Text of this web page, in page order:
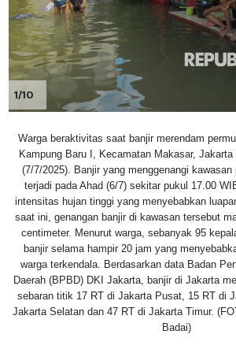
1/10
Warga beraktivitas saat banjir merendam
Kampung Baru I, Kecamatan Makasar,
(7/7/2025). Banjir yang menggenangi
terjadi pada Ahad (6/7) sekitar pukul 17.00
intensitas hujan tinggi yang menyebabkan
saat ini, genangan banjir di kawasan tersebut
centimeter. Menurut warga, sebanyak 95
banjir selama hampir 20 jam yang
warga terkendala. Berdasarkan data Badan
Daerah (BPBD) DKI Jakarta, banjir di Jakarta
sebaran titik 17 RT di Jakarta Pusat, 15 RT di
Jakarta Selatan dan 47 RT di Jakarta Timur.
Badai)